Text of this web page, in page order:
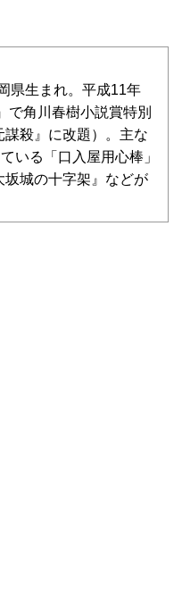
県生まれ。平成11年
で角川春樹小説賞特別
殺』に改題）。主な
いる「口入屋用心棒」
坂城の十字架』などが